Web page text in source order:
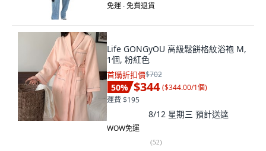
免運 ∙ 免費退貨
Life GONGyOU 高級鬆餅格紋浴袍 M,
1個, 粉紅色
首購折扣價$702
50% $344 ($344.00/1個)
運費 $195
8/12 星期三 預計送達
WOW免運
(52)